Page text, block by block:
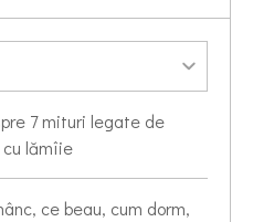
7 mituri legate de
lămîie
ce beau, cum dorm,